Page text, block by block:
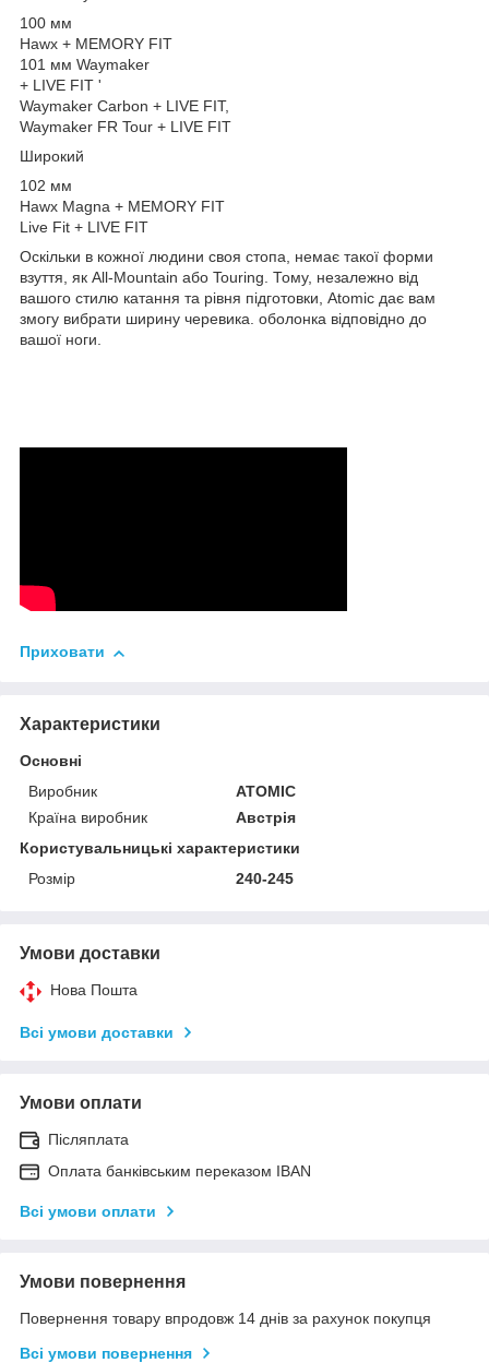
100 мм
Hawx + MEMORY FIT
101 мм Waymaker
+ LIVE FIT '
Waymaker Carbon + LIVE FIT,
Waymaker FR Tour + LIVE FIT
Широкий
102 мм
Hawx Magna + MEMORY FIT
Live Fit + LIVE FIT
Оскільки в кожної людини своя стопа, немає такої форми
взуття, як All-Mountain або Touring. Тому, незалежно від
вашого стилю катання та рівня підготовки, Atomic дає вам
змогу вибрати ширину черевика. оболонка відповідно до
вашої ноги.
Приховати
Характеристики
Основні
Виробник
ATOMIC
Країна виробник
Австрія
Користувальницькі характеристики
Розмір
240-245
Умови доставки
Нова Пошта
Всі умови доставки
Умови оплати
Післяплата
Оплата банківським переказом IBAN
Всі умови оплати
Умови повернення
Повернення товару впродовж 14 днів за рахунок покупця
Всі умови повернення